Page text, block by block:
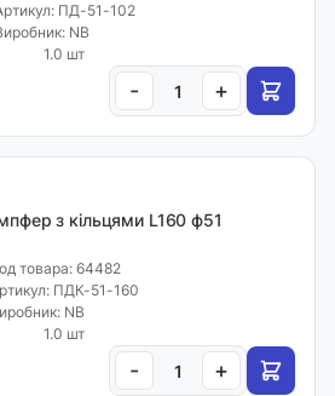
ПД-51-102
NB
1.0 шт
- +
з кільцями L160 ф51
товара: 64482
ПДК-51-160
NB
1.0 шт
- +